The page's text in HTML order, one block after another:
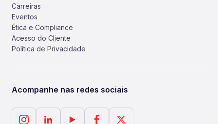
Carreiras
Eventos
Ética e Compliance
Acesso do Cliente
Política de Privacidade
Acompanhe nas redes sociais